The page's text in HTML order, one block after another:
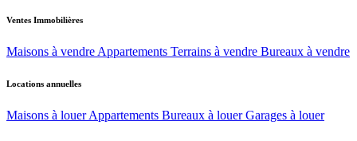
Ventes Immobilières
Maisons à vendre Appartements Terrains à vendre Bureaux à vendre
Locations annuelles
Maisons à louer Appartements Bureaux à louer Garages à louer